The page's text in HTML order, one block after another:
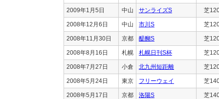
2009年1月5日 中山 サンライズS 芝
2008年12月6日 中山 市川S 芝
2008年11月30日 京都 醍醐S 芝
2008年8月16日 札幌 札幌日刊S杯 芝
2008年7月27日 小倉 北九州短距離 芝
2008年5月24日 東京 フリーウェイ 芝
2008年5月17日 京都 洛陽S 芝